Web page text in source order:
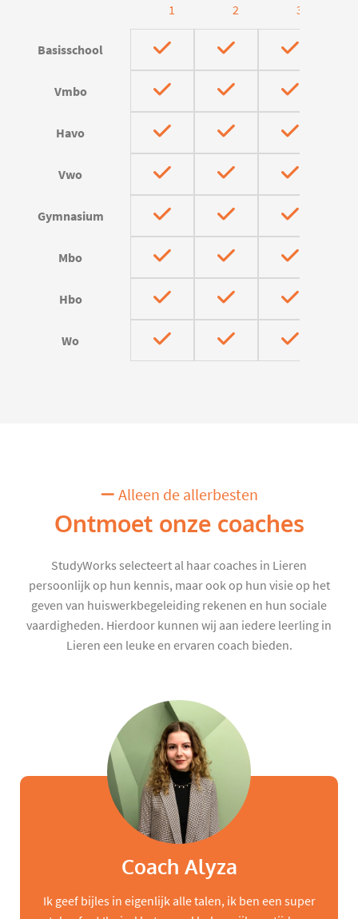
1
2
3
Basisschool
Vmbo
Havo
Vwo
Gymnasium
Mbo
Hbo
Wo
Alleen de allerbesten
Ontmoet onze coaches
StudyWorks selecteert al haar coaches in Lieren
persoonlijk op hun kennis, maar ook op hun visie op het
geven van huiswerkbegeleiding rekenen en hun sociale
vaardigheden. Hierdoor kunnen wij aan iedere leerling in
Lieren een leuke en ervaren coach bieden.
Coach Alyza
Ik geef bijles in eigenlijk alle talen, ik ben een super